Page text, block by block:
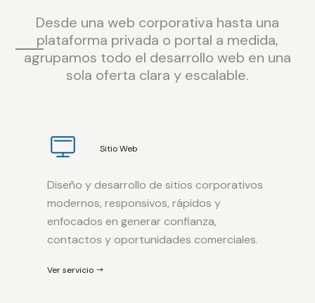
Desde una web corporativa hasta una
plataforma privada o portal a medida,
agrupamos todo el desarrollo web en una
sola oferta clara y escalable.
Sitio Web
Diseño y desarrollo de sitios corporativos
modernos, responsivos, rápidos y
enfocados en generar confianza,
contactos y oportunidades comerciales.
Ver servicio